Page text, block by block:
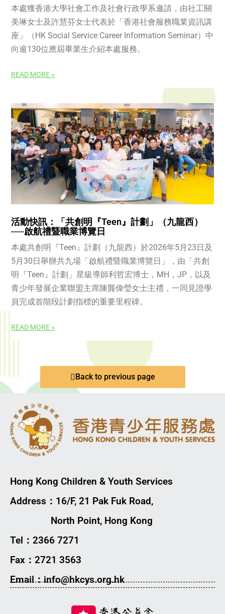
本處獲香港大學社會工作及社會行政學系邀請，由社工關
美琳女士及許慧芬女士代表於「香港社會服務職業資訊講
座」（HK Social Service Career Information Seminar）中
向逾130位應屆畢業生介紹本處服務。
READ MORE »
活動快訊：「共創明『Teen』計劃」（九龍西）
──啟航禮暨職業博覽日
本處共創明『Teen』計劃（九龍西）於2026年5月23日及
5月30日舉辦共九場「啟航禮暨職業博覽日」，由「共創
明『Teen』計劃」星級導師利哲宏博士，MH，JP，以及
青少年發展企業聯盟主席陳龔偉瑩女士主禮，一同見證學
員完成首階段計劃指標的重要里程碑。
READ MORE »
Back to previous page
Hong Kong Children & Youth Services
Address：16/F, 21 Pak Fuk Road,
North Point, Hong Kong
Tel：2366 7271
Fax：2721 3563
Email：info@hkcys.org.hk